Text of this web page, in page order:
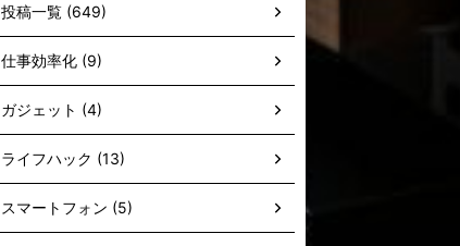
投稿一覧 (649)
仕事効率化 (9)
ガジェット (4)
ライフハック (13)
スマートフォン (5)